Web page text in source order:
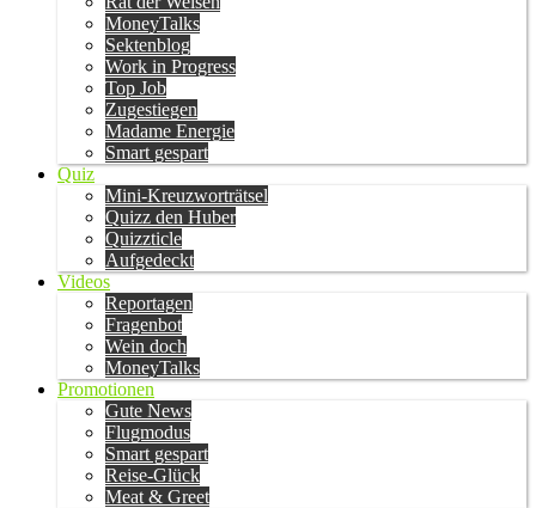
MoneyTalks
Sektenblog
Work in Progress
Top Job
Zugestiegen
Madame Energie
Smart gespart
Quiz
Mini-Kreuzworträtsel
Quizz den Huber
Quizzticle
Aufgedeckt
Videos
Reportagen
Fragenbot
Wein doch
MoneyTalks
Promotionen
Gute News
Flugmodus
Smart gespart
Reise-Glück
Meat & Greet